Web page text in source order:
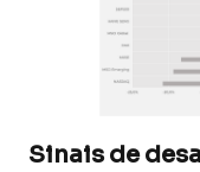
Sinais de